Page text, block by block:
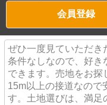
会員登録
ぜひ一度見ていただき
条件なしなので、好き
できます。売地をお探
15m以上の接道なので
す。土地選びは、満足